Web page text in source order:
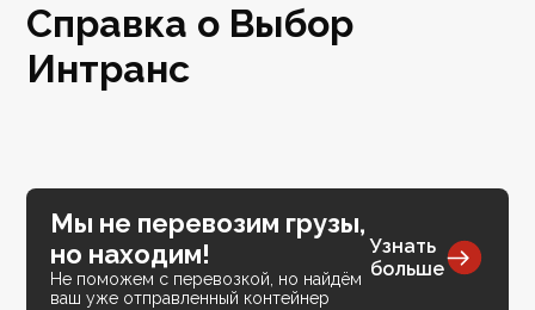
Справка о Выбор
Интранс
Мы не перевозим грузы,
но находим!
Не поможем с перевозкой, но найдём
ваш уже отправленный контейнер
Узнать
больше